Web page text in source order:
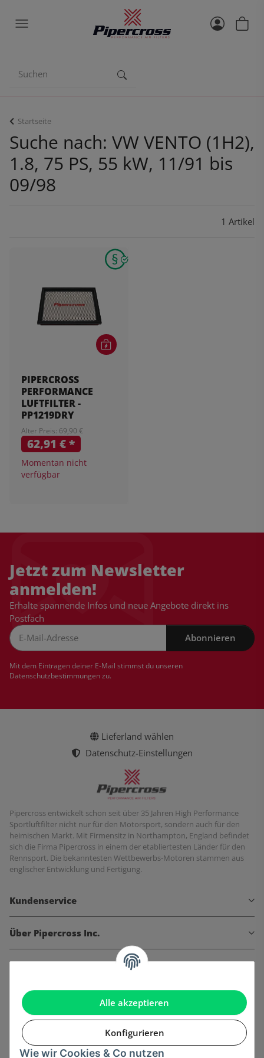
Alle akzeptieren
Konfigurieren
Wie wir Cookies & Co nutzen
Startseite
Suche nach: VW VENTO (1H2),
1.8, 75 PS, 55 kW, 11/91 bis
09/98
1 Artikel
PIPERCROSS
PERFORMANCE
LUFTFILTER -
PP1219DRY
Alter Preis: 69,90 €
62,91 €*
Momentan nicht
verfügbar
Jetzt zum Newsletter
anmelden!
Erhalte spannende Infos und neue Angebote direkt ins
Postfach
Abonnieren
Mit dem Eintragen deiner E-Mail stimmst du unseren
Datenschutzbestimmungenzu.
Lieferland wählen
Datenschutz-Einstellungen
Pipercross entwickelt schon seit über 35 Jahren High Performance
Sportluftfilter nicht nur für den Motorsport, sondern auch für den
heimischen Markt. Mit Firmensitz in Northampton, England befindet
sich die Firma Pipercross in einem der etabliertesten Länder für den
Rennsport. Die bekanntesten Wettbewerbs-Motoren stammen aus
englischer Entwicklung und Fertigung.
Kundenservice
Über Pipercross Inc.
Informationen
Gesetzliche Informationen